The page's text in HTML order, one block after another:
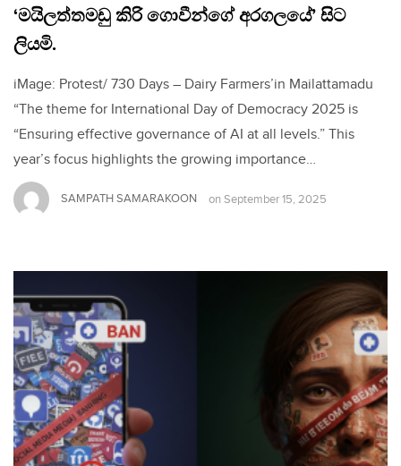
‘මයිලත්තමඩු කිරි ගොවීන්ගේ අරගලයේ’ සිට
ලියමි.
iMage: Protest/ 730 Days – Dairy Farmers’in Mailattamadu
“The theme for International Day of Democracy 2025 is
“Ensuring effective governance of AI at all levels.” This
year’s focus highlights the growing importance…
SAMPATH SAMARAKOON on September 15, 2025